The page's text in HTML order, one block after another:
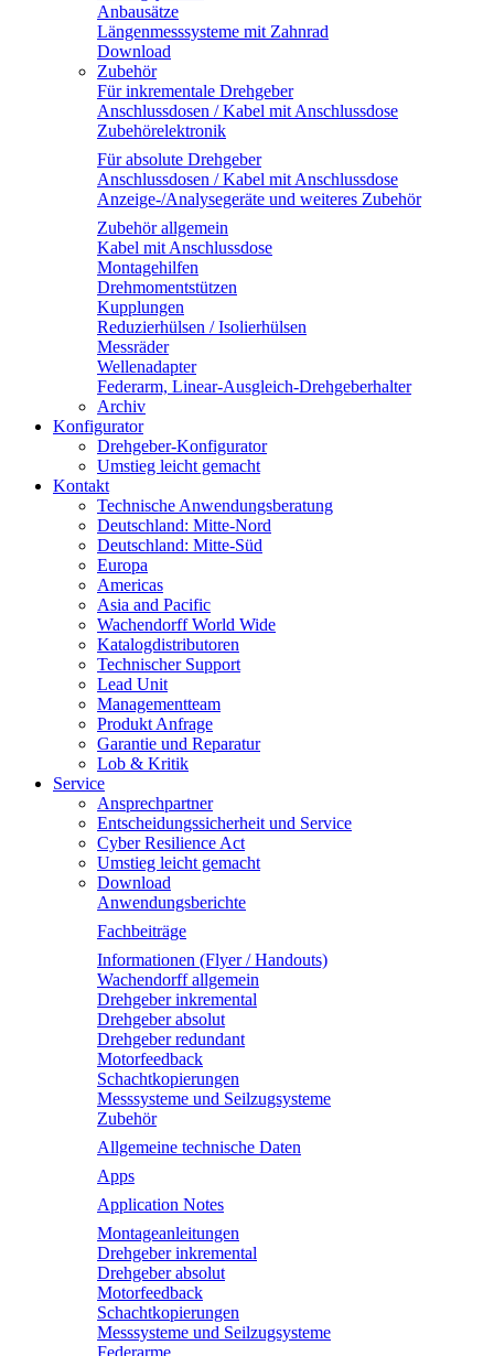
Anbausätze
Längenmesssysteme mit Zahnrad
Download
Zubehör
Für inkrementale Drehgeber
Anschlussdosen / Kabel mit Anschlussdose
Zubehörelektronik
Für absolute Drehgeber
Anschlussdosen / Kabel mit Anschlussdose
Anzeige-/Analysegeräte und weiteres Zubehör
Zubehör allgemein
Kabel mit Anschlussdose
Montagehilfen
Drehmomentstützen
Kupplungen
Reduzierhülsen / Isolierhülsen
Messräder
Wellenadapter
Federarm, Linear-Ausgleich-Drehgeberhalter
Archiv
Konfigurator
Drehgeber-Konfigurator
Umstieg leicht gemacht
Kontakt
Technische Anwendungsberatung
Deutschland: Mitte-Nord
Deutschland: Mitte-Süd
Europa
Americas
Asia and Pacific
Wachendorff World Wide
Katalogdistributoren
Technischer Support
Lead Unit
Managementteam
Produkt Anfrage
Garantie und Reparatur
Lob & Kritik
Service
Ansprechpartner
Entscheidungssicherheit und Service
Cyber Resilience Act
Umstieg leicht gemacht
Download
Anwendungsberichte
Fachbeiträge
Informationen (Flyer / Handouts)
Wachendorff allgemein
Drehgeber inkremental
Drehgeber absolut
Drehgeber redundant
Motorfeedback
Schachtkopierungen
Messsysteme und Seilzugsysteme
Zubehör
Allgemeine technische Daten
Apps
Application Notes
Montageanleitungen
Drehgeber inkremental
Drehgeber absolut
Motorfeedback
Schachtkopierungen
Messsysteme und Seilzugsysteme
Federarme